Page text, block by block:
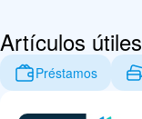
Artículos útiles
Préstamos